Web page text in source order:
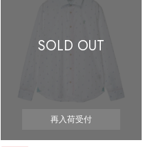
SOLD OUT
再入荷受付